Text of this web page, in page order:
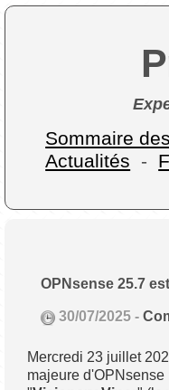
Sommaire
Actualités -
OPNsense 25.7
30/07/2025 -
Mercredi 23 juillet
majeure